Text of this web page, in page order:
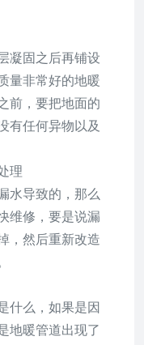
凝固之后再铺设
量非常好的地暖
前，要把地面的
有任何异物以及
理
水导致的，那么
维修，要是说漏
，然后重新改造
什么，如果是因
地暖管道出现了